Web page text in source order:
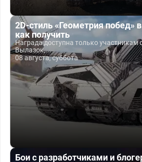
2D-стиль «Геометрия побед»
как получить
Награда доступна только участникам
Вылазок,...
08 августа, суббота
Бои с разработчиками и